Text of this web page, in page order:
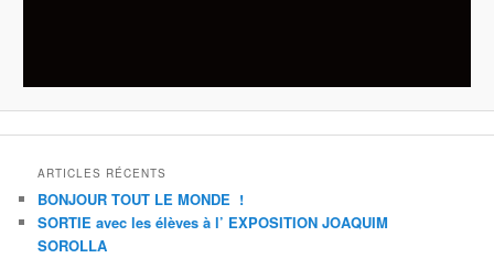
ARTICLES RÉCENTS
BONJOUR TOUT LE MONDE !
SORTIE avec les élèves à l’ EXPOSITION JOAQUIM
SOROLLA